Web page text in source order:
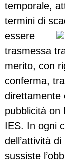
temporale,
termini di
essere
trasmessa
merito, con
conferma,
direttamente
pubblicità on
IES. In ogni
dell’attività
sussiste